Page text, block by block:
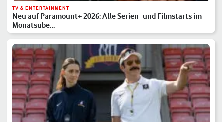
TV & ENTERTAINMENT
Neu auf Paramount+ 2026: Alle Serien- und Filmstarts im
Monatsübe…